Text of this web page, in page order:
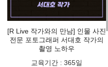
[R Live 작가와의 만남] 인물 사진
전문 포토그래퍼 서대호 작가의
촬영 노하우
교육기간 : 365일